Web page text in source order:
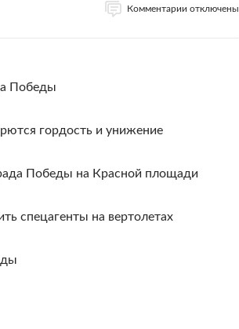
Комментарии отключены
Победы
гордость и унижение
Победы на Красной площади
спецагенты на вертолетах